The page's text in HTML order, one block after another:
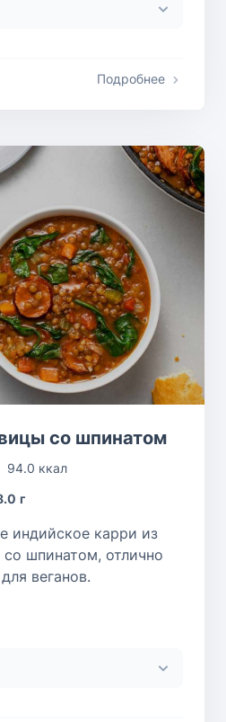
Подробнее
со шпинатом
94.0 ккал
г
индийское карри из
шпинатом, отлично
веганов.